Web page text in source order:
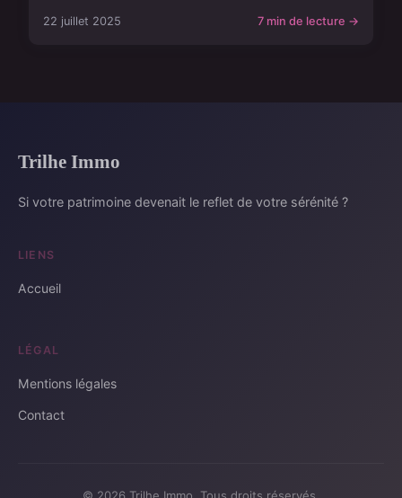
22 juillet 2025 7 min de lecture →
Trilhe Immo
Si votre patrimoine devenait le reflet de votre sérénité ?
LIENS
Accueil
LÉGAL
Mentions légales
Contact